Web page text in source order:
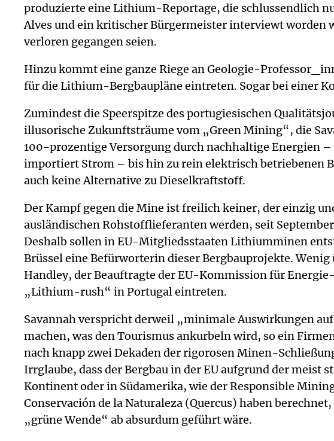
produzierte eine Lithium-Reportage, die schlussendlich
Alves und ein kritischer Bürgermeister interviewt worden
verloren gegangen seien.
Hinzu kommt eine ganze Riege an Geologie-
für die Lithium-Bergbaupläne eintreten. Sogar bei einer
Zumindest die Speerspitze des portugiesischen
illusorische Zukunftsträume vom „Green Mining“, die
100-prozentige Versorgung durch nachhaltige Energien
importiert Strom – bis hin zu rein elektrisch betriebenen
auch keine Alternative zu Dieselkraftstoff.
Der Kampf gegen die Mine ist freilich keiner, der einzig
ausländischen Rohstofflieferanten werden, seit
Deshalb sollen in EU-Mitgliedsstaaten Lithiumminen
Brüssel eine Befürworterin dieser Bergbauprojekte.
Handley, der Beauftragte der EU-Kommission für
„Lithium-rush“ in Portugal eintreten.
Savannah verspricht derweil „minimale Auswirkungen
machen, was den Tourismus ankurbeln wird, so ein
nach knapp zwei Dekaden der rigorosen Minen-
Irrglaube, dass der Bergbau in der EU aufgrund der
Kontinent oder in Südamerika, wie der Responsible
Conservación de la Naturaleza (Quercus) haben
„grüne Wende“ ab absurdum geführt wäre.